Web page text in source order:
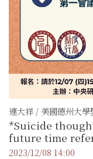
連大祥 / 美國德州大
*Suicide
future time
2023/12/08 14:00